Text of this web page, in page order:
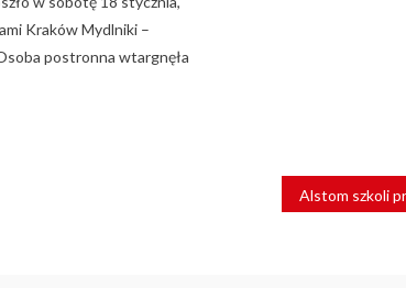
Kraków Mydlniki –
postronna wtargnęła